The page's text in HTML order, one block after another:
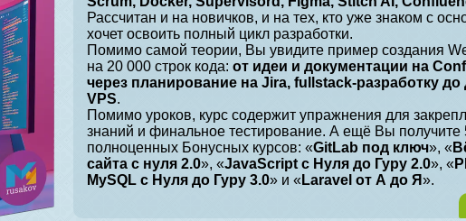
Рассчитан и на новичков, и на тех, кто уже знаком с
хочет освоить полный цикл разработки.
Помимо самой теории, Вы увидите пример создания
на 20 000 строк кода: от идеи и документации на
через планирование на Jira, fullstack-разработку до
VPS.
Помимо уроков, курс содержит упражнения для
знаний и финальное тестирование. А ещё Вы получите
полноценных Бонусных курсов: «GitLab под ключ», «
сайта с нуля 2.0», «JavaScript с Нуля до Гуру 2.0», «
MySQL с Нуля до Гуру 3.0» и « Laravel от А до Я».